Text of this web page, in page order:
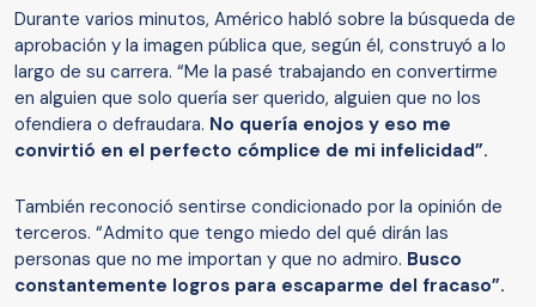
Durante varios minutos, Américo habló sobre la búsqueda de
aprobación y la imagen pública que, según él, construyó a lo
largo de su carrera. “Me la pasé trabajando en convertirme
en alguien que solo quería ser querido, alguien que no los
ofendiera o defraudara. No quería enojos y eso me
convirtió en el perfecto cómplice de mi infelicidad”.
También reconoció sentirse condicionado por la opinión de
terceros. “Admito que tengo miedo del qué dirán las
personas que no me importan y que no admiro. Busco
constantemente logros para escaparme del fracaso”.